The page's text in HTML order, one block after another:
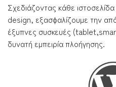
Σχεδιάζοντας κάθε
design, εξασφαλίζουμε την
έξυπνες συσκευές
δυνατή εμπειρία πλοήγησης.